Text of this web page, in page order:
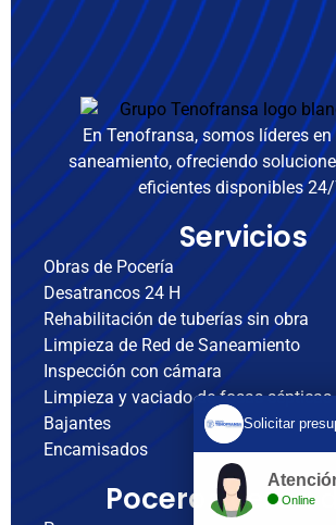
En Tenofransa, somos líderes
saneamiento, ofreciendo
eficientes disponibles
Servicios
Obras de Pocería
Desatrancos 24 H
Rehabilitación de tuberías sin obra
Limpieza de Red de Saneamiento
Inspección con cámara
Limpieza y vaciado de fosas sépticas
Bajantes
Encamisados
Poceros cerca
Solicitar
Online